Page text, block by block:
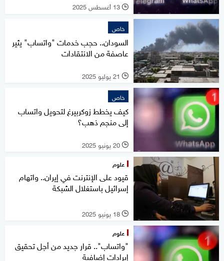
l 13 أغسطس 2025
خاص
السودان.. حجب خدمات "واتساب" يثير
عاصفة من الانتقادات
l 21 يوليو 2025
خاص
كيف يخطط زوكربيرغ لتحويل واتساب
إلى منجم ذهب؟
l 20 يونيو 2025
علوم
قيود على الإنترنت في إيران.. واتهام
إسرائيل باستغلال الشبكة
l 18 يونيو 2025
علوم
"واتساب".. قرار جديد من أجل تحقيق
إيرادات إضافية